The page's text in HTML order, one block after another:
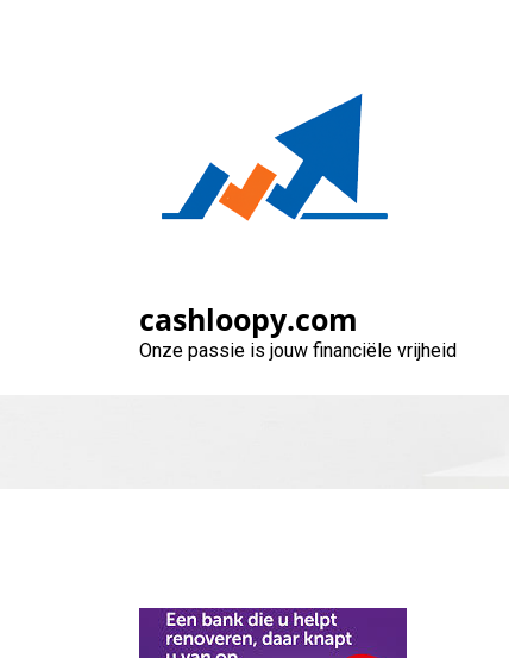
cashloopy.com
Onze passie is jouw financiële vrijheid